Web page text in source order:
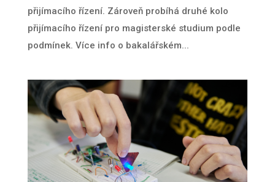
přijímacího řízení. Zároveň probíhá druhé kolo
přijímacího řízení pro magisterské studium podle
podmínek. Více info o bakalářském...